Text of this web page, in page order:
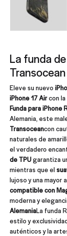
La funda
Transocean
Eleve su nuevo
iPhone 17 Aircon
Funda para iPhone
Alemania, este
Transoceancon
naturales de
el verdadero
de TPUgarantiza
mientras que el
lujoso y una
compatible con
moderna y
AlemaniaLa funda
estilo y
auténticos y la